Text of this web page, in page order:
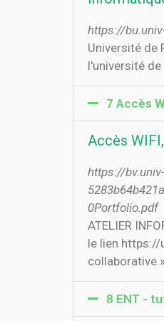
https://
Université de
l'université
7 Accès
Accès
https://
0Portfolio.pdf
ATELIER
le lien https://
collaborative
8 ENT -